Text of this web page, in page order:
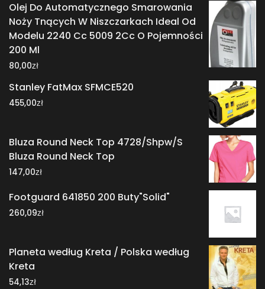
Olej Do Automatycznego Smarowania
Noży Tnących W Niszczarkach Ideal Od
Modelu 2240 Cc 5009 2Cc O Pojemności
200 Ml
80,00zł
Stanley FatMax SFMCE520
455,00zł
Bluza Round Neck Top 4728/Shpw/S
Bluza Round Neck Top
147,00zł
Footguard 641850 200 Buty"Solid"
260,09zł
Planeta według Kreta / Polska według
Kreta
54,13zł